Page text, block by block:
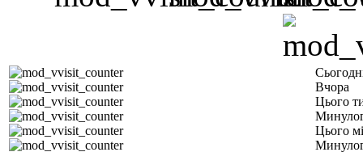
Вчора
Цього
Цього